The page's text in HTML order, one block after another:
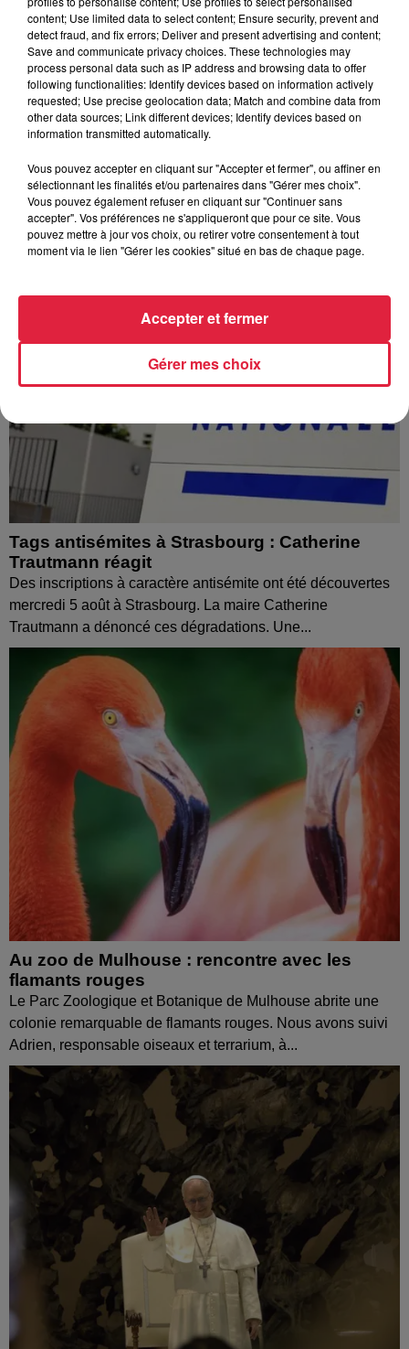
À Hoerdt, de l’eau brune sort des robinets
Depuis plusieurs jours, des habitants de Hoerdt ont vu de
l’eau brune s’écouler de leurs robinets. Face aux
nombreuses interrogations, la municipalité a pris...
Tags antisémites à Strasbourg : Catherine
Trautmann réagit
Des inscriptions à caractère antisémite ont été découvertes
mercredi 5 août à Strasbourg. La maire Catherine
Trautmann a dénoncé ces dégradations. Une...
Au zoo de Mulhouse : rencontre avec les
flamants rouges
Le Parc Zoologique et Botanique de Mulhouse abrite une
colonie remarquable de flamants rouges. Nous avons suivi
Adrien, responsable oiseaux et terrarium, à...
content; Use limited data to select content; Ensure security, prevent and
detect fraud, and fix errors; Deliver and present advertising and content;
Save and communicate privacy choices. These technologies may
process personal data such as IP address and browsing data to offer
following functionalities: Identify devices based on information actively
requested; Use precise geolocation data; Match and combine data from
other data sources; Link different devices; Identify devices based on
information transmitted automatically.
Vous pouvez accepter en cliquant sur "Accepter et fermer", ou affiner en
sélectionnant les finalités et/ou partenaires dans "Gérer mes choix".
Vous pouvez également refuser en cliquant sur "Continuer sans
accepter". Vos préférences ne s'appliqueront que pour ce site. Vous
pouvez mettre à jour vos choix, ou retirer votre consentement à tout
moment via le lien "Gérer les cookies" situé en bas de chaque page.
Gérer mes choix
Accepter et fermer